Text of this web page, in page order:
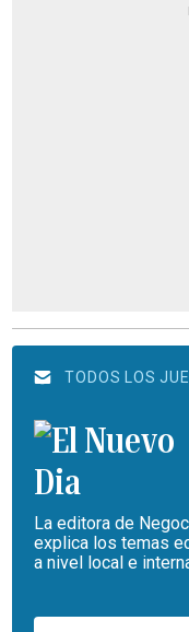
TODOS LOS
La editora de
explica los temas
a nivel local e